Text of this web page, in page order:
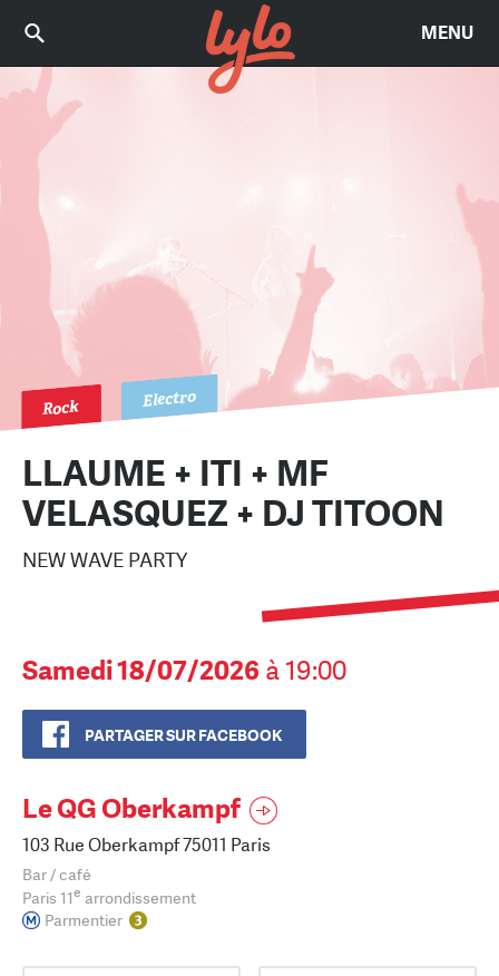
MENU
Rock Electro
LLAUME + ITI + MF
VELASQUEZ + DJ TITOON
NEW WAVE PARTY
Samedi 18/07/2026 à 19:00
PARTAGER SUR FACEBOOK
Le QG Oberkampf
103 Rue Oberkampf 75011 Paris
Bar / café
Paris 11e arrondissement
Parmentier